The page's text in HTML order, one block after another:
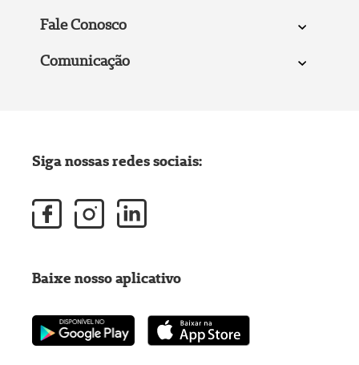
Fale Conosco
Comunicação
Siga nossas redes sociais:
Baixe nosso aplicativo